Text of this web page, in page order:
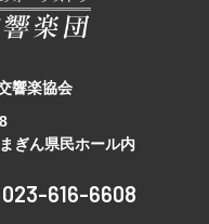
響楽協会
ぎん県民ホール内
023-616-6608